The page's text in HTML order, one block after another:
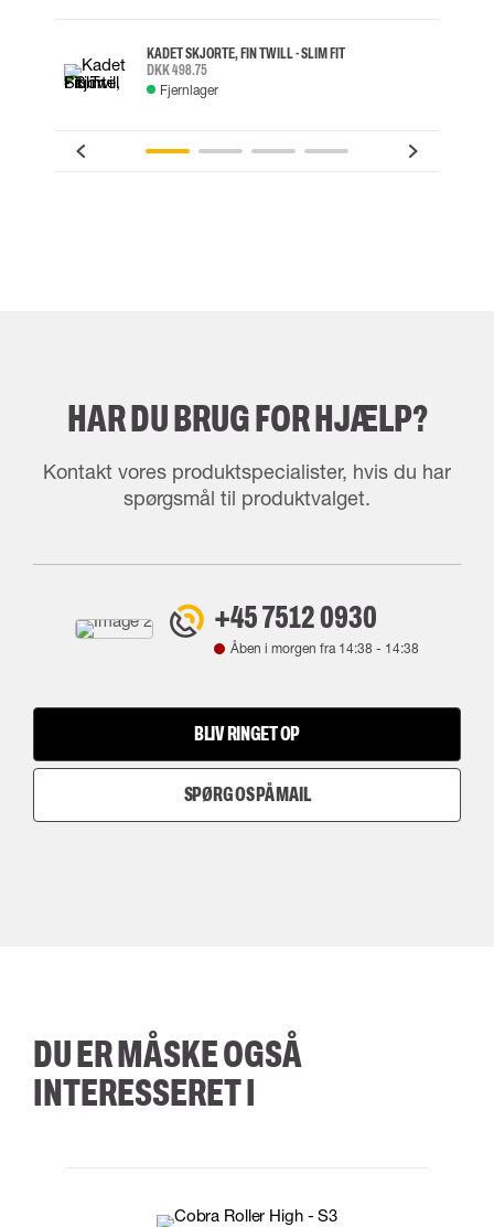
KADET SKJORTE, FIN TWILL - SLIM FIT
DKK 498.75
Fjernlager
HAR DU BRUG FOR HJÆLP?
Kontakt vores produktspecialister, hvis du har
spørgsmål til produktvalget.
+45 7512 0930
Åben i morgen fra 14:38 - 14:38
BLIV RINGET OP
SPØRG OS PÅ MAIL
DU ER MÅSKE OGSÅ
INTERESSERET I
38